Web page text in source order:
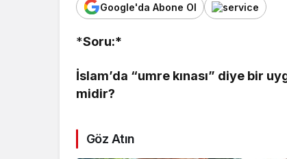
Google'da Abone Ol
*Soru:*
İslam’da “umre kınası” diye bir
midir?
Göz Atın